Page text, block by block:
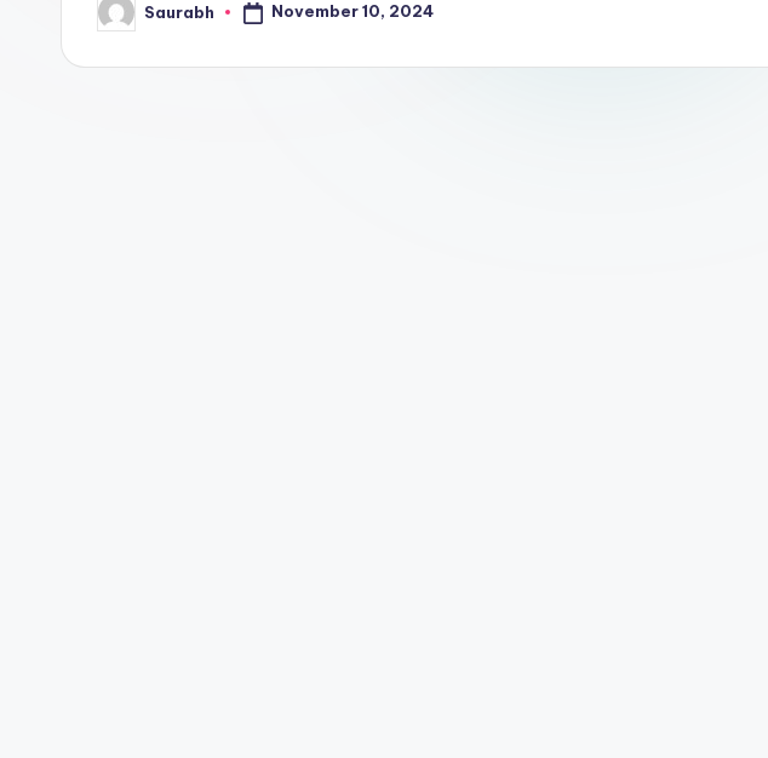
Posted
by
Saurabh November 10, 2024